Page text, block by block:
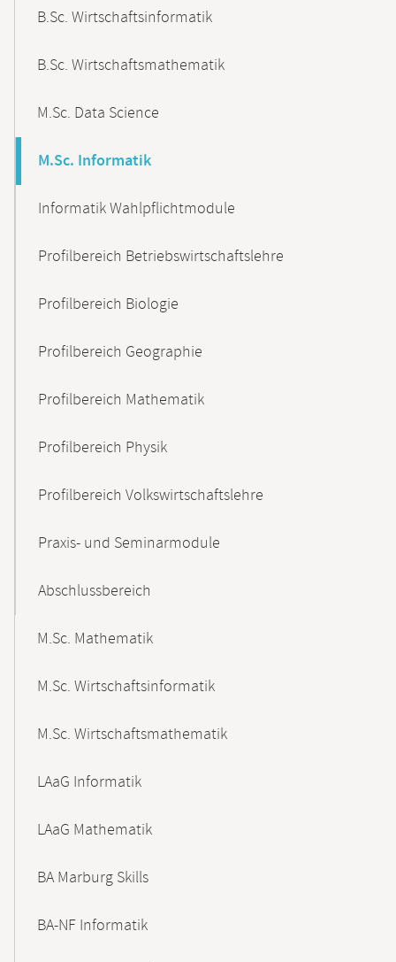
B.Sc. Wirtschaftsinformatik
B.Sc. Wirtschaftsmathematik
M.Sc. Data Science
M.Sc. Informatik
Informatik Wahlpflichtmodule
Profilbereich Betriebswirtschaftslehre
Profilbereich Biologie
Profilbereich Geographie
Profilbereich Mathematik
Profilbereich Physik
Profilbereich Volkswirtschaftslehre
Praxis- und Seminarmodule
Abschlussbereich
M.Sc. Mathematik
M.Sc. Wirtschaftsinformatik
M.Sc. Wirtschaftsmathematik
LAaG Informatik
LAaG Mathematik
BA Marburg Skills
BA-NF Informatik